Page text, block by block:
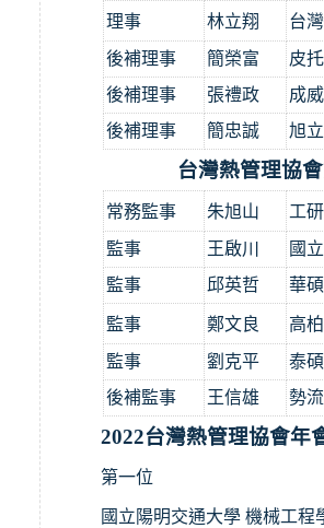
理事 林立翔 台
後補理事
簡榮富 皮
後補理事
張禮政 成
後補理事
簡忠誠 旭
台灣熱管理協會第
常務監事 朱旭山 工
監事
王啟川 國
監事
邱英哲 華
監事 鄭文良 高
監事
劉克平 泰
後補監事
王信雄 勢
2022台灣熱管理協會年
第一位
國立陽明交通大學 機械工程